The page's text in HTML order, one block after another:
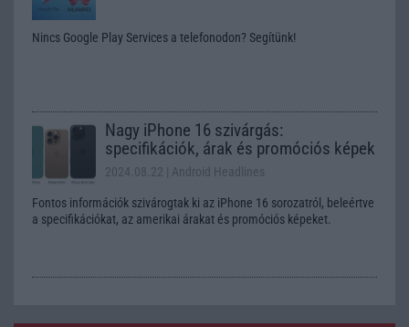
Nincs Google Play Services a telefonodon? Segítünk!
Nagy iPhone 16 szivárgás:
specifikációk, árak és promóciós képek
2024.08.22 | Android Headlines
Fontos információk szivárogtak ki az iPhone 16 sorozatról, beleértve
a specifikációkat, az amerikai árakat és promóciós képeket.